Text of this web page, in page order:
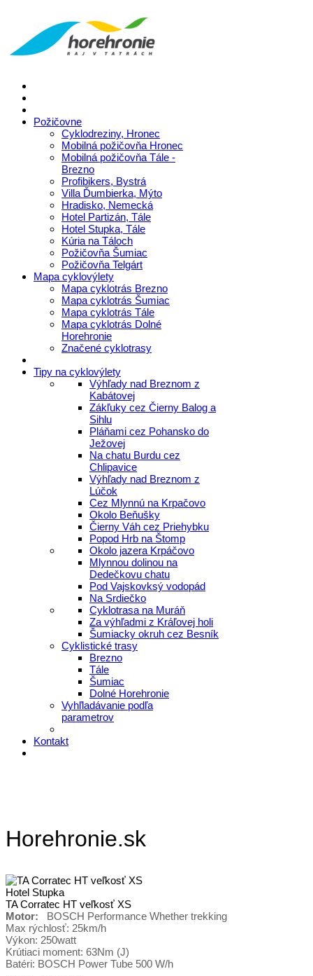
Požičovne
Cyklodreziny, Hronec
Mobilná požičovňa Hronec
Mobilná požičovňa Tále -
Brezno
Profibikers, Bystrá
Villa Ďumbierka, Mýto
Hradisko, Nemecká
Hotel Partizán, Tále
Hotel Stupka, Tále
Kúria na Táloch
Požičovňa Šumiac
Požičovňa Telgárt
Mapa cyklovýlety
Mapa cyklotrás Brezno
Mapa cyklotrás Šumiac
Mapa cyklotrás Tále
Mapa cyklotrás Dolné
Horehronie
Značené cyklotrasy
Tipy na cyklovýlety
Výhľady nad Breznom z
Kabátovej
Zákľuky cez Čierny Balog a
Sihlu
Pláňami cez Pohansko do
Ježovej
Na chatu Burdu cez
Chlipavice
Výhľady nad Breznom z
Lúčok
Cez Mlynnú na Krpačovo
Okolo Beňušky
Čierny Váh cez Priehybku
Popod Hrb na Štomp
Okolo jazera Krpáčovo
Mlynnou dolinou na
Dedečkovu chatu
Pod Vajskovksý vodopád
Na Srdiečko
Cyklotrasa na Muráň
Za výhľadmi z Kráľovej holi
Šumiacky okruh cez Besník
Cyklistické trasy
Brezno
Tále
Šumiac
Dolné Horehronie
Vyhľladávanie podľa
parametrov
Kontakt
Horehronie.sk
Hotel Stupka
TA Corratec HT veľkosť XS
Motor: BOSCH Performance Whether trekking
Max rýchlosť: 25km/h
Výkon: 250watt
Krútiaci moment: 63Nm (J)
Batéri: BOSCH Power Tube 500 W/h